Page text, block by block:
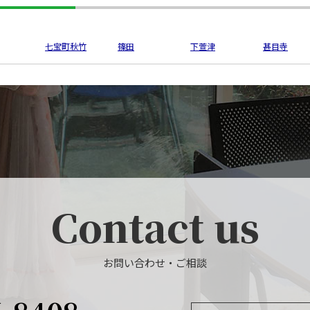
七宝町秋竹 篠田 下萱津 甚目寺
Contact us
お問い合わせ・ご相談